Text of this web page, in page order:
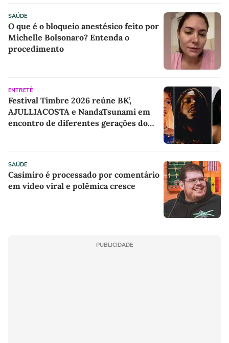
SAÚDE
O que é o bloqueio anestésico feito por
Michelle Bolsonaro? Entenda o
procedimento
ENTRETÊ
Festival Timbre 2026 reúne BK’,
AJULLIACOSTA e NandaTsunami em
encontro de diferentes gerações do
SAÚDE
Casimiro é processado por comentário
em vídeo viral e polêmica cresce
PUBLICIDADE